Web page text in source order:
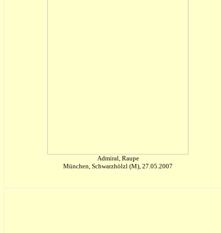
Admiral, Raupe
München, Schwarzhölzl (M), 27.05.2007